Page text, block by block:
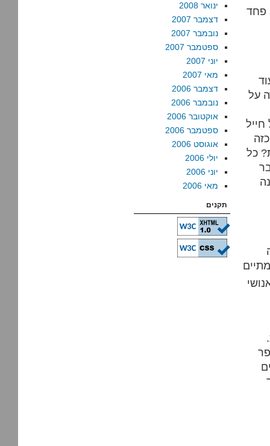
פחד
על
כל
ינואר 2008
דצמבר 2007
נובמבר 2007
ספטמבר 2007
יוני 2007
מאי 2007
דצמבר 2006
נובמבר 2006
אוקטובר 2006
ספטמבר 2006
אוגוסט 2006
יולי 2006
יוני 2006
מאי 2006
תקנים